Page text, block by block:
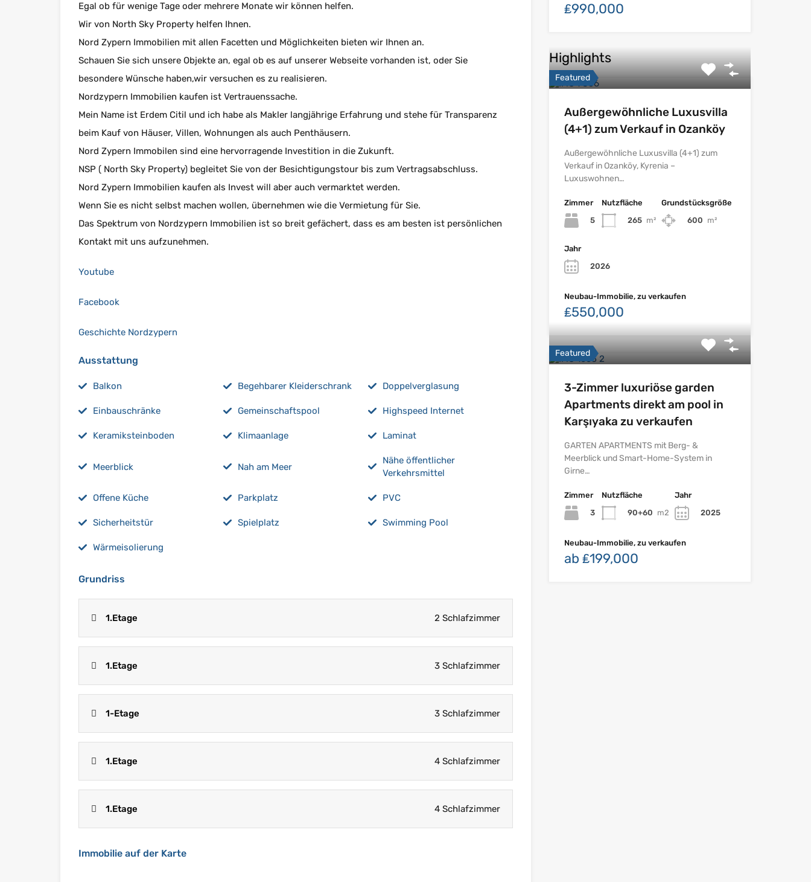
Egal ob für wenige Tage oder mehrere Monate wir können helfen.
Wir von North Sky Property helfen Ihnen.
Nord Zypern Immobilien mit allen Facetten und Möglichkeiten bieten wir Ihnen an.
Schauen Sie sich unsere Objekte an, egal ob es auf unserer Webseite vorhanden ist, oder Sie
besondere Wünsche haben,wir versuchen es zu realisieren.
Nordzypern Immobilien kaufen ist Vertrauenssache.
Mein Name ist Erdem Citil und ich habe als Makler langjährige Erfahrung und stehe für Transparenz
beim Kauf von Häuser, Villen, Wohnungen als auch Penthäusern.
Nord Zypern Immobilen sind eine hervorragende Investition in die Zukunft.
NSP ( North Sky Property) begleitet Sie von der Besichtigungstour bis zum Vertragsabschluss.
Nord Zypern Immobilien kaufen als Invest will aber auch vermarktet werden.
Wenn Sie es nicht selbst machen wollen, übernehmen wie die Vermietung für Sie.
Das Spektrum von Nordzypern Immobilien ist so breit gefächert, dass es am besten ist persönlichen
Kontakt mit uns aufzunehmen.
Youtube
Facebook
Geschichte Nordzypern
Ausstattung
Balkon Begehbarer Kleiderschrank Doppelverglasung
Einbauschränke Gemeinschaftspool Highspeed Internet
Keramiksteinboden Klimaanlage Laminat
Meerblick Nah am Meer
Nähe öffentlicher
Verkehrsmittel
Offene Küche Parkplatz PVC
Sicherheitstür Spielplatz Swimming Pool
Wärmeisolierung
Grundriss
1.Etage 2 Schlafzimmer
1.Etage 3 Schlafzimmer
1-Etage 3 Schlafzimmer
1.Etage 4 Schlafzimmer
1.Etage 4 Schlafzimmer
Immobilie auf der Karte
₤990,000
Highlights
Featured
Außergewöhnliche Luxusvilla
(4+1) zum Verkauf in Ozanköy
Außergewöhnliche Luxusvilla (4+1) zum
Verkauf in Ozanköy, Kyrenia –
Luxuswohnen…
Zimmer
5
Nutzfläche
265 m²
Grundstücksgröße
600 m²
Jahr
2026
Neubau-Immobilie, zu verkaufen
₤550,000
Featured
3-Zimmer luxuriöse garden
Apartments direkt am pool in
Karşıyaka zu verkaufen
GARTEN APARTMENTS mit Berg- &
Meerblick und Smart-Home-System in
Girne…
Zimmer
3
Nutzfläche
90+60 m2
Jahr
2025
Neubau-Immobilie, zu verkaufen
ab ₤199,000